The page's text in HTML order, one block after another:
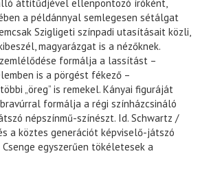
áttitűdjével ellenpontozó íróként,
a példánnyal semlegesen sétálgat
Szigligeti színpadi utasításait közli,
magyarázgat is a nézőknek.
formálja a lassítást –
is a pörgést fékező –
„öreg” is remekel. Kányai figuráját
bravúrral formálja a régi színházcsináló
népszínmű-színészt. Id. Schwartz /
a köztes generációt képviselő-játszó
egyszerűen tökéletesek a